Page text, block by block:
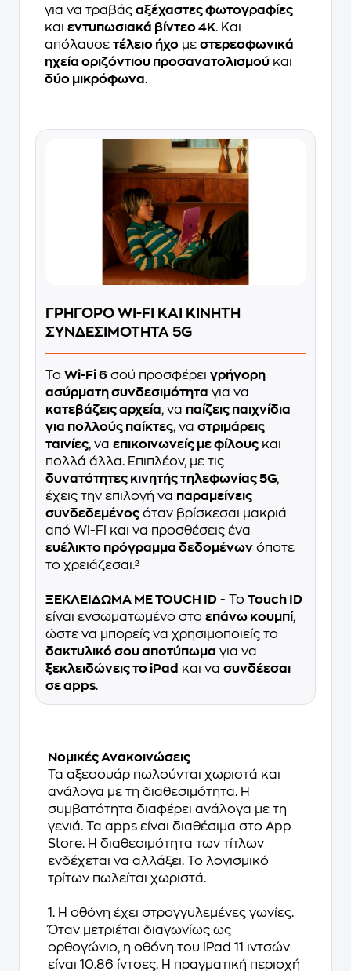
για να τραβάς αξέχαστες φωτογραφίες
και εντυπωσιακά βίντεο 4K. Και
απόλαυσε τέλειο ήχο με στερεοφωνικά
ηχεία οριζόντιου προσανατολισμού και
δύο μικρόφωνα.
ΓΡΗΓΟΡΟ WI-FI ΚΑΙ ΚΙΝΗΤΗ
ΣΥΝΔΕΣΙΜΟΤΗΤΑ 5G
Το Wi-Fi 6 σού προσφέρει γρήγορη
ασύρματη συνδεσιμότητα για να
κατεβάζεις αρχεία, να παίζεις παιχνίδια
για πολλούς παίκτες, να στριμάρεις
ταινίες, να επικοινωνείς με φίλους και
πολλά άλλα. Επιπλέον, με τις
δυνατότητες κινητής τηλεφωνίας 5G,
έχεις την επιλογή να παραμείνεις
συνδεδεμένος όταν βρίσκεσαι μακριά
από Wi-Fi και να προσθέσεις ένα
ευέλικτο πρόγραμμα δεδομένων όποτε
το χρειάζεσαι.²
ΞΕΚΛΕΙΔΩΜΑ ΜΕ TOUCH ID - Το Touch ID
είναι ενσωματωμένο στο επάνω κουμπί,
ώστε να μπορείς να χρησιμοποιείς το
δακτυλικό σου αποτύπωμα για να
ξεκλειδώνεις το iPad και να συνδέεσαι
σε apps.
Νομικές Ανακοινώσεις
Τα αξεσουάρ πωλούνται χωριστά και
ανάλογα με τη διαθεσιμότητα. Η
συμβατότητα διαφέρει ανάλογα με τη
γενιά. Τα apps είναι διαθέσιμα στο App
Store. Η διαθεσιμότητα των τίτλων
ενδέχεται να αλλάξει. Το λογισμικό
τρίτων πωλείται χωριστά.
1. Η οθόνη έχει στρογγυλεμένες γωνίες.
Όταν μετριέται διαγωνίως ως
ορθογώνιο, η οθόνη του iPad 11 ιντσών
είναι 10.86 ίντσες. Η πραγματική περιοχή